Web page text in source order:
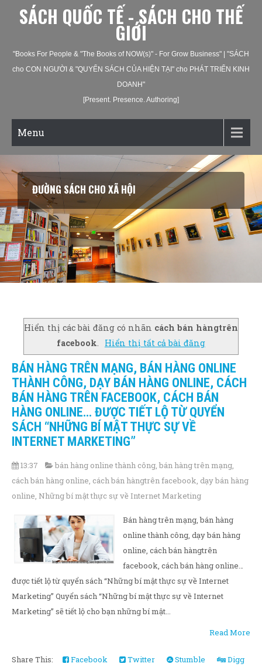
SÁCH QUỐC TẾ - SÁCH CHO THẾ
GIỚI
"Books For People & "The Books of NOW(s)" - For Grow Business" | "SÁCH
cho CON NGƯỜI & "QUYỂN SÁCH CỦA HIỆN TẠI" cho PHÁT TRIỂN KINH
DOANH"
[Present. Presence. Authoring]
Menu
ĐƯỜNG SÁCH CHO XÃ HỘI
Hiển thị các bài đăng có nhãn cách bán hàngtrên
facebook. Hiển thị tất cả bài đăng
BÁN HÀNG TRÊN MẠNG, BÁN HÀNG ONLINE
THÀNH CÔNG, DẠY BÁN HÀNG ONLINE, CÁCH
BÁN HÀNG TRÊN FACEBOOK, CÁCH BÁN
HÀNG ONLINE… ĐƯỢC TIẾT LỘ TỪ QUYỂN
SÁCH “NHỮNG BÍ MẬT THỰC SỰ VỀ
INTERNET MARKETING”
13:37 bán hàng online thành công bán hàng trên mạng
cách bán hàng online cách bán hàngtrên facebook dạy bán hàng
online Những bí mật thực sự về Internet Marketing
Bán hàng trên mạng, bán hàng
online thành công, dạy bán hàng
online, cách bán hàngtrên
facebook, cách bán hàng online…
được tiết lộ từ quyển sách “Những bí mật thực sự về Internet
Marketing” Quyển sách “Những bí mật thực sự về Internet
Marketing” sẽ tiết lộ cho bạn những bí mật...
Read More
Share This: Facebook Twitter Stumble Digg